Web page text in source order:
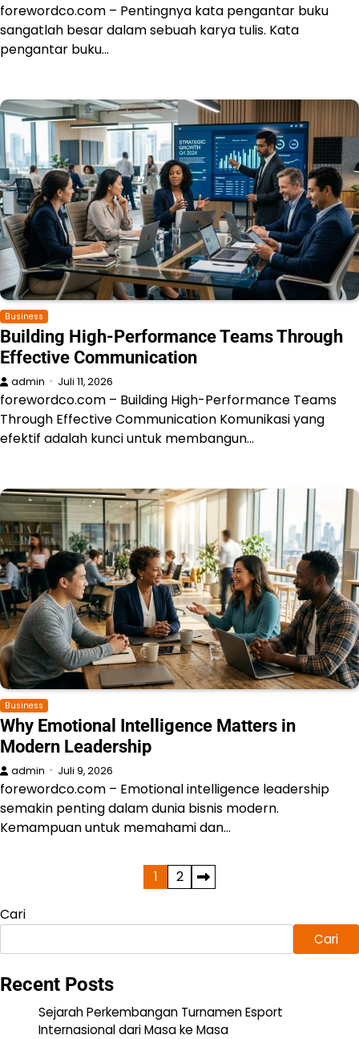
forewordco.com – Pentingnya kata pengantar buku
sangatlah besar dalam sebuah karya tulis. Kata
pengantar buku…
Business
Building High-Performance Teams Through
Effective Communication
admin Juli 11, 2026
forewordco.com – Building High-Performance Teams
Through Effective Communication Komunikasi yang
efektif adalah kunci untuk membangun…
Business
Why Emotional Intelligence Matters in
Modern Leadership
admin Juli 9, 2026
forewordco.com – Emotional intelligence leadership
semakin penting dalam dunia bisnis modern.
Kemampuan untuk memahami dan…
pos
1 2
Cari
Cari
Recent Posts
Sejarah Perkembangan Turnamen Esport
Internasional dari Masa ke Masa